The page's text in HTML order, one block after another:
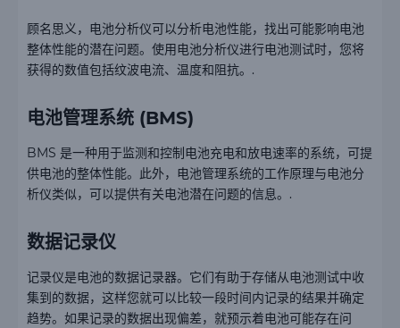
顾名思义，电池分析仪可以分析电池性能，找出可能影响电池
整体性能的潜在问题。使用电池分析仪进行电池测试时，您将
获得的数值包括纹波电流、温度和阻抗。.
电池管理系统 (BMS)
BMS 是一种用于监测和控制电池充电和放电速率的系统，可提
供电池的整体性能。此外，电池管理系统的工作原理与电池分
析仪类似，可以提供有关电池潜在问题的信息。.
数据记录仪
记录仪是电池的数据记录器。它们有助于存储从电池测试中收
集到的数据，这样您就可以比较一段时间内记录的结果并确定
趋势。如果记录的数据出现偏差，就预示着电池可能存在问